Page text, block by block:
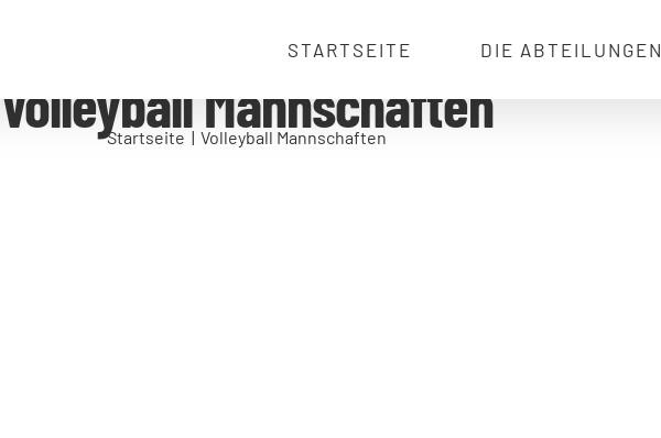
STARTSEITE DIE ABTEILUNGEN
Volleyball Mannschaften
Startseite Volleyball Mannschaften